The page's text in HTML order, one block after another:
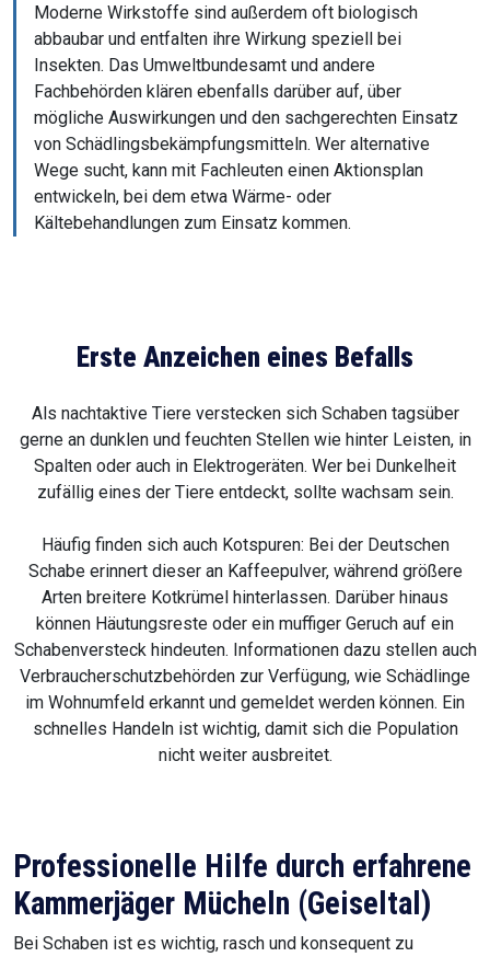
Moderne Wirkstoffe sind außerdem oft biologisch
abbaubar und entfalten ihre Wirkung speziell bei
Insekten. Das Umweltbundesamt und andere
Fachbehörden klären ebenfalls darüber auf, über
mögliche Auswirkungen und den sachgerechten Einsatz
von Schädlingsbekämpfungsmitteln. Wer alternative
Wege sucht, kann mit Fachleuten einen Aktionsplan
entwickeln, bei dem etwa Wärme- oder
Kältebehandlungen zum Einsatz kommen.
Erste Anzeichen eines Befalls
Als nachtaktive Tiere verstecken sich Schaben tagsüber
gerne an dunklen und feuchten Stellen wie hinter Leisten, in
Spalten oder auch in Elektrogeräten. Wer bei Dunkelheit
zufällig eines der Tiere entdeckt, sollte wachsam sein.
Häufig finden sich auch Kotspuren: Bei der Deutschen
Schabe erinnert dieser an Kaffeepulver, während größere
Arten breitere Kotkrümel hinterlassen. Darüber hinaus
können Häutungsreste oder ein muffiger Geruch auf ein
Schabenversteck hindeuten. Informationen dazu stellen auch
Verbraucherschutzbehörden zur Verfügung, wie Schädlinge
im Wohnumfeld erkannt und gemeldet werden können. Ein
schnelles Handeln ist wichtig, damit sich die Population
nicht weiter ausbreitet.
Professionelle Hilfe durch erfahrene
Kammerjäger Mücheln (Geiseltal)
Bei Schaben ist es wichtig, rasch und konsequent zu